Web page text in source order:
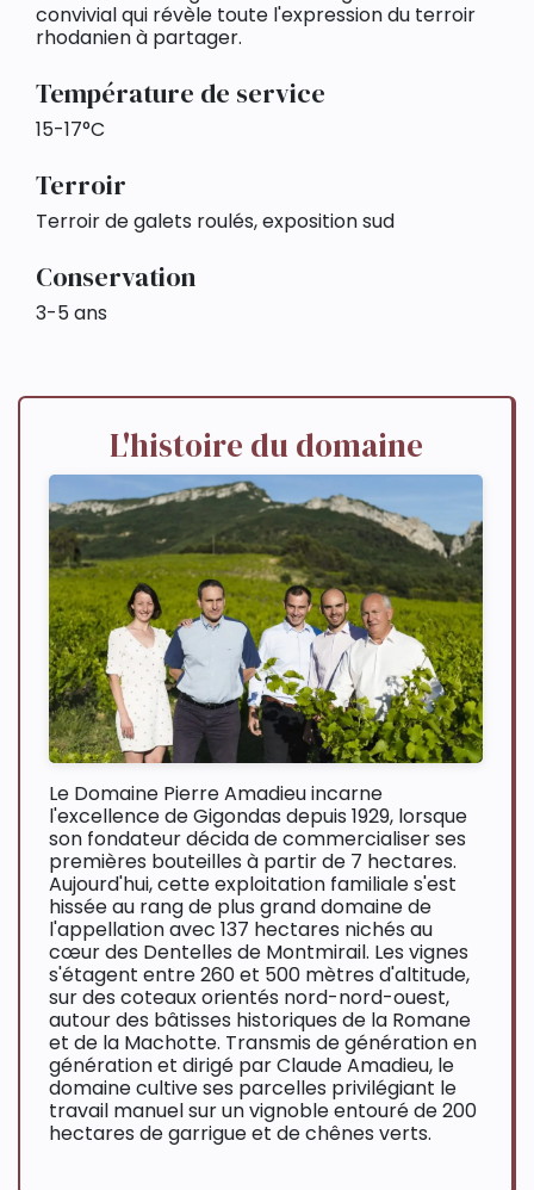
convivial qui révèle toute l'expression du terroir
rhodanien à partager.
Température de service
15-17°C
Terroir
Terroir de galets roulés, exposition sud
Conservation
3-5 ans
L'histoire du domaine
Le Domaine Pierre Amadieu incarne
l'excellence de Gigondas depuis 1929, lorsque
son fondateur décida de commercialiser ses
premières bouteilles à partir de 7 hectares.
Aujourd'hui, cette exploitation familiale s'est
hissée au rang de plus grand domaine de
l'appellation avec 137 hectares nichés au
cœur des Dentelles de Montmirail. Les vignes
s'étagent entre 260 et 500 mètres d'altitude,
sur des coteaux orientés nord-nord-ouest,
autour des bâtisses historiques de la Romane
et de la Machotte. Transmis de génération en
génération et dirigé par Claude Amadieu, le
domaine cultive ses parcelles privilégiant le
travail manuel sur un vignoble entouré de 200
hectares de garrigue et de chênes verts.